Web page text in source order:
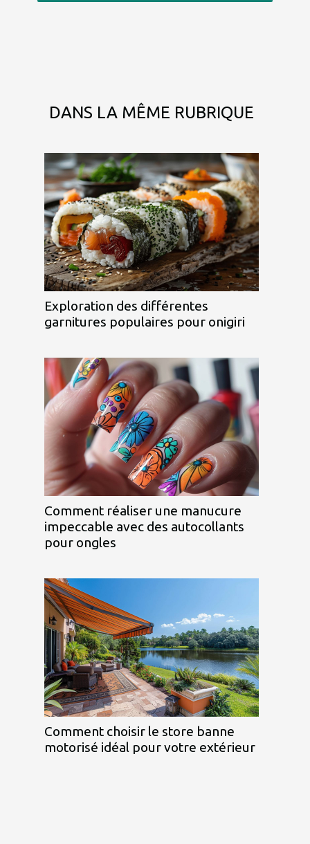
DANS LA MÊME RUBRIQUE
Exploration des différentes
garnitures populaires pour onigiri
Comment réaliser une manucure
impeccable avec des autocollants
pour ongles
Comment choisir le store banne
motorisé idéal pour votre extérieur